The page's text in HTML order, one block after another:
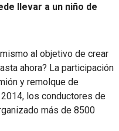
llevar a un niño de
al objetivo de crear
ahora? La participación
y remolque de
los conductores de
más de 8500